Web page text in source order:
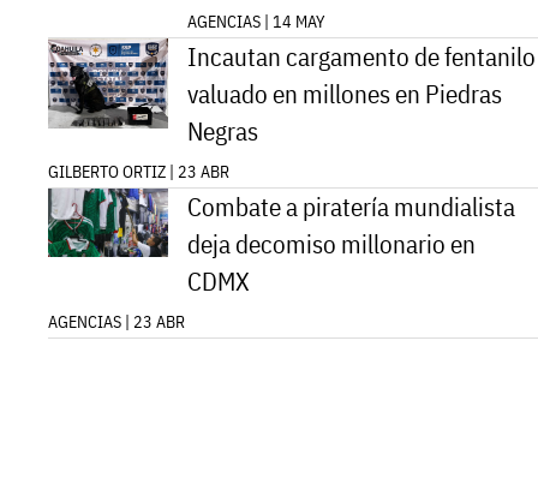
AGENCIAS | 14 MAY
Incautan cargamento de fentanilo
valuado en millones en Piedras
Negras
GILBERTO ORTIZ | 23 ABR
Combate a piratería mundialista
deja decomiso millonario en
CDMX
AGENCIAS | 23 ABR